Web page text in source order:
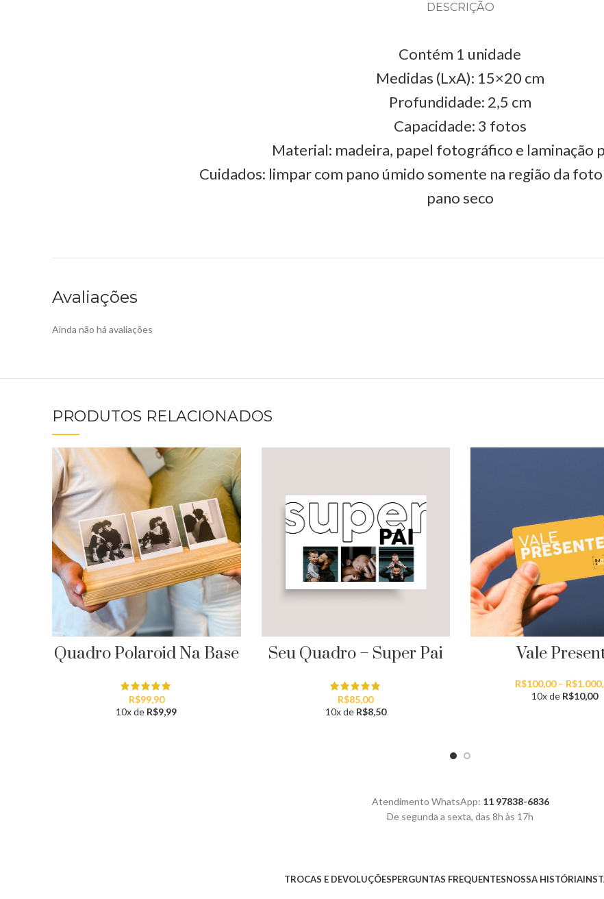
DESCRIÇÃO
Contém 1 unidade
Medidas (LxA): 15×20 cm
Profundidade: 2,5 cm
Capacidade: 3 fotos
Material: madeira, papel fotográfico e laminação
Cuidados: limpar com pano úmido somente na região da foto
pano seco
Avaliações
Ainda não há avaliações
PRODUTOS RELACIONADOS
Quadro Polaroid Na Base
R$99,90
10x de R$9,99
Seu Quadro – Super Pai
R$85,00
10x de R$8,50
Vale
R$100,00 – R$
10x de R$10,00
Atendimento WhatsApp: 11 97838-6836
De segunda a sexta, das 8h às 17h
TROCAS E DEVOLUÇÕESPERGUNTAS FREQUENTESNOSSA HISTÓRIA